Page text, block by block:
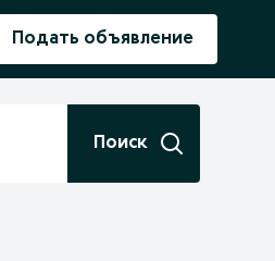
Подать объявление
Поиск